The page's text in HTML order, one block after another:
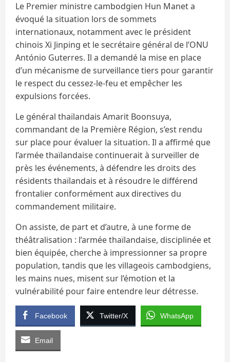
Le Premier ministre cambodgien Hun Manet a
évoqué la situation lors de sommets
internationaux, notamment avec le président
chinois Xi Jinping et le secrétaire général de l’ONU
António Guterres. Il a demandé la mise en place
d’un mécanisme de surveillance tiers pour garantir
le respect du cessez-le-feu et empêcher les
expulsions forcées.
Le général thaïlandais Amarit Boonsuya,
commandant de la Première Région, s’est rendu
sur place pour évaluer la situation. Il a affirmé que
l’armée thaïlandaise continuerait à surveiller de
près les événements, à défendre les droits des
résidents thaïlandais et à résoudre le différend
frontalier conformément aux directives du
commandement militaire.
On assiste, de part et d’autre, à une forme de
théâtralisation : l’armée thaïlandaise, disciplinée et
bien équipée, cherche à impressionner sa propre
population, tandis que les villageois cambodgiens,
les mains nues, misent sur l’émotion et la
vulnérabilité pour faire entendre leur détresse.
Facebook Twitter/X WhatsApp
Email